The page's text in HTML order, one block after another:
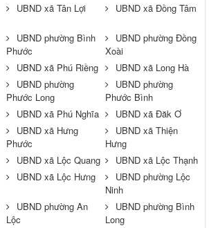
UBND xã Tân Lợi UBND xã Đồng Tâm
UBND phường Bình
Phước
UBND phường Đồng
Xoài
UBND xã Phú Riềng
UBND xã Long Hà
UBND phường
Phước Long
UBND phường
Phước Bình
UBND xã Phú Nghĩa
UBND xã Đăk Ơ
UBND xã Hưng
Phước
UBND xã Thiện
Hưng
UBND xã Lộc Quang
UBND xã Lộc Thạnh
UBND xã Lộc Hưng
UBND phường Lộc
Ninh
UBND phường An
Lộc
UBND phường Bình
Long